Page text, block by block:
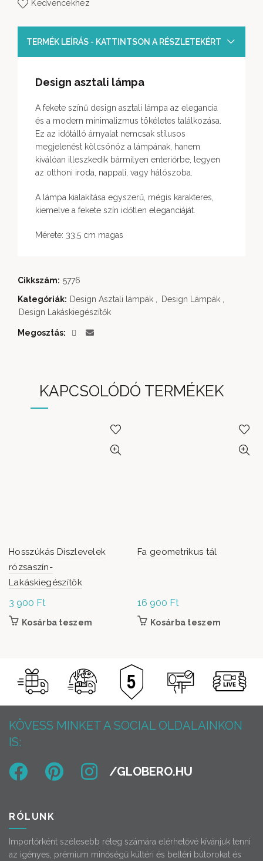
Kedvencekhez
TERMÉK LEÍRÁS - KATTINTSON A RÉSZLETEKÉRT
Design asztali lámpa
A fekete színű design asztali lámpa az elegancia
és a modern minimalizmus tökéletes találkozása.
Ez az időtálló árnyalat nemcsak stílusos
megjelenést kölcsönöz a lámpának, hanem
kiválóan illeszkedik bármilyen enteriőrbe, legyen
az otthoni iroda, nappali, vagy hálószoba.
A lámpa kialakítása egyszerű, mégis karakteres,
kiemelve a fekete szín időtlen eleganciáját.
Mérete: 33,5 cm magas
Cikkszám: 5776
Kategóriák: Design Asztali lámpák Design Lámpák
Design Lakáskiegészítők
Megosztás
KAPCSOLÓDÓ TERMÉKEK
Hosszúkás Díszlevelek
rózsaszín-
Lakáskiegészítők
3 900 Ft
Kosárba teszem
Fa geometrikus tál
16 900 Ft
Kosárba teszem
KÖVESS MINKET A SOCIAL OLDALAINKON
IS:
RÓLUNK
Importőrként szélesebb réteg számára elérhetővé kívánjuk tenni
az igényes, prémium minőségű kültéri és beltéri bútorokat és